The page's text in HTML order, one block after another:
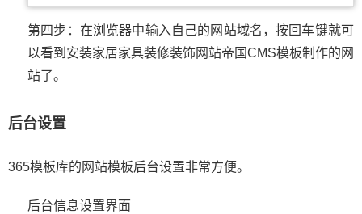
第四步：在浏览器中输入自己的网站域名，按回车键就可
以看到安装家居家具装修装饰网站帝国CMS模板制作的网
站了。
后台设置
365模板库的网站模板后台设置非常方便。
后台信息设置界面